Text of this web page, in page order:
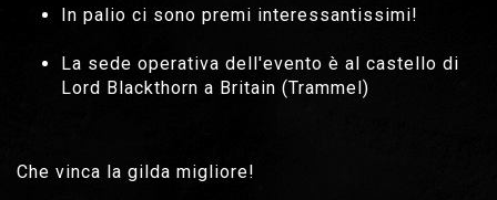
In palio ci sono premi interessantissimi!
La sede operativa dell'evento è al castello di
Lord Blackthorn a Britain (Trammel)
Che vinca la gilda migliore!